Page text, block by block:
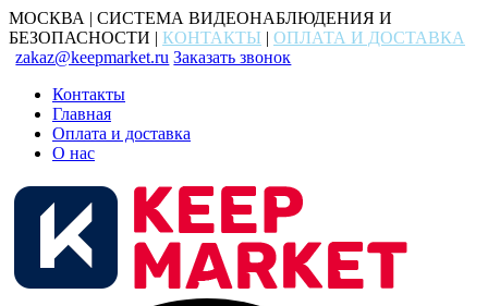
МОСКВА | СИСТЕМА ВИДЕОНАБЛЮДЕНИЯ И
БЕЗОПАСНОСТИ | КОНТАКТЫ | ОПЛАТА И ДОСТАВКА
zakaz@keepmarket.ru Заказать звонок
Контакты
Главная
Оплата и доставка
О нас